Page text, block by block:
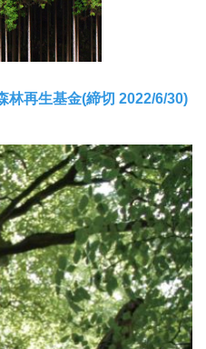
林再生基金(締切 2022/6/30)